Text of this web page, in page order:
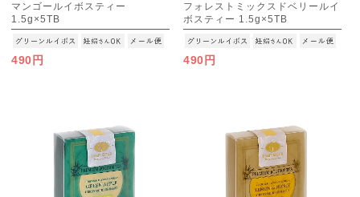
マンゴールイボスティー
1.5g×5TB
[M便 1/15]
490円
フォレストミックスドベリールイ
ボスティー 1.5g×5TB
[M便 1/15]
490円